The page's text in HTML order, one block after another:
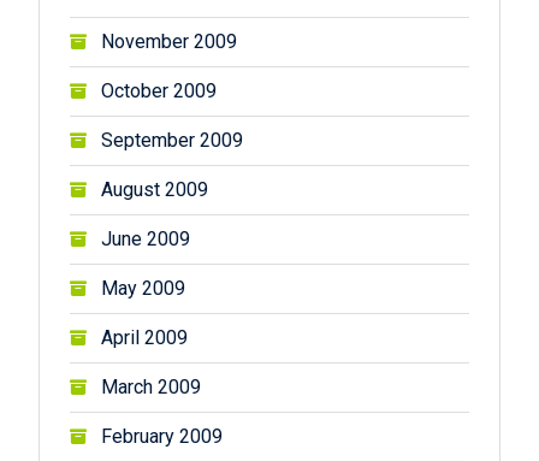
November 2009
October 2009
September 2009
August 2009
June 2009
May 2009
April 2009
March 2009
February 2009